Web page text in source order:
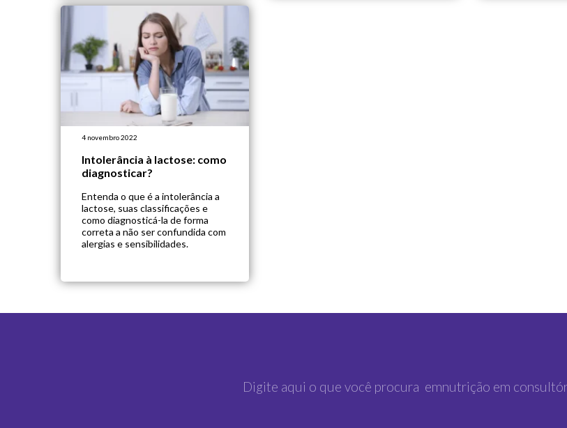
4 novembro 2022
Intolerância à lactose: como
diagnosticar?
Entenda o que é a intolerância a
lactose, suas classificações e
como diagnosticá-la de forma
correta a não ser confundida com
alergias e sensibilidades.